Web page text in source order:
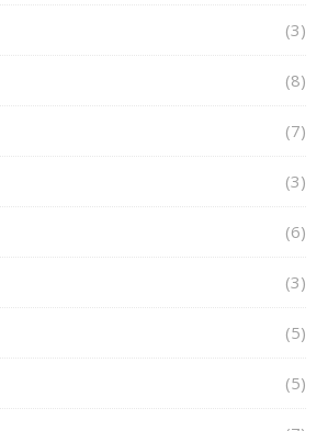
(3)
(8)
(7)
(3)
(6)
(3)
(5)
(5)